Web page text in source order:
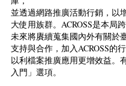
並透過網路推廣活動行銷，以
大使用族群。ACROSS是本局
未來將賡續蒐集國內外有關於
支持與合作，加入ACROSS的
以利檔案推廣應用更增效益。
入門」選項。